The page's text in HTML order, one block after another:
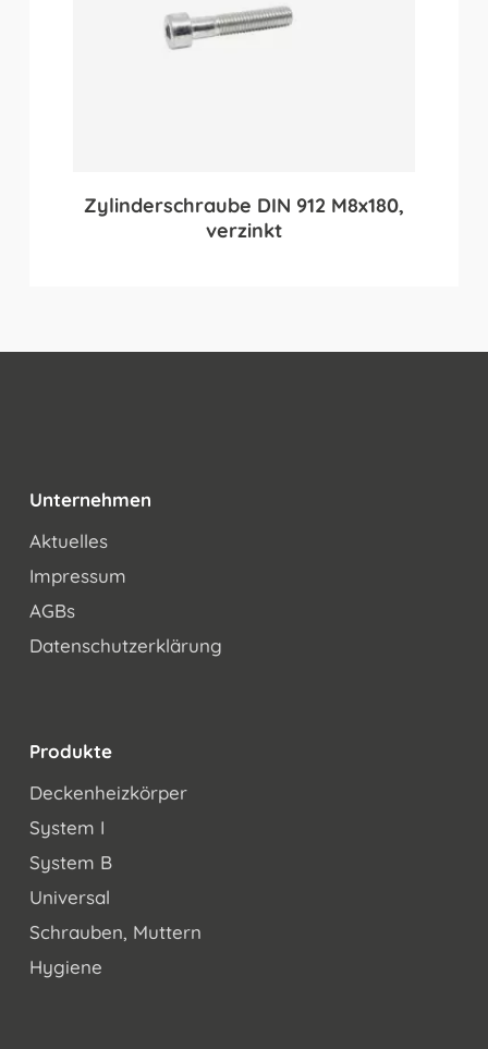
Zylinderschraube DIN 912 M8x180,
verzinkt
Unternehmen
Aktuelles
Impressum
AGBs
Datenschutzerklärung
Produkte
Deckenheizkörper
System I
System B
Universal
Schrauben, Muttern
Hygiene